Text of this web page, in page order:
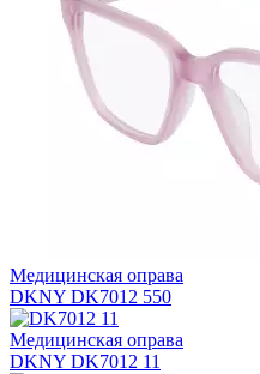
Медицинская оправа
DKNY DK7012 550
Медицинская оправа
DKNY DK7012 11